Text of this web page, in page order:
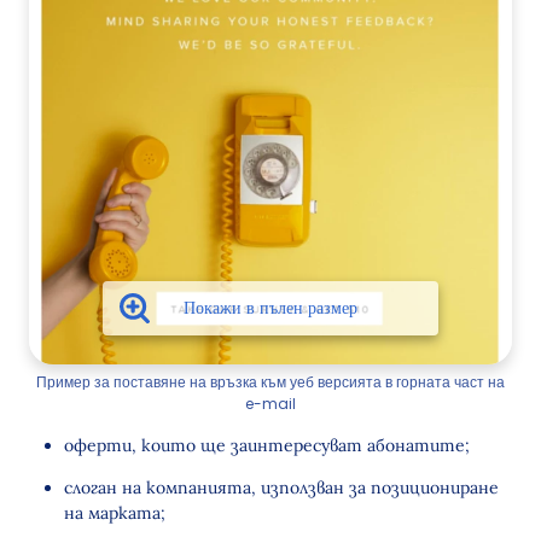
Пример за поставяне на връзка към уеб версията в горната част на
e-mail
оферти, които ще заинтересуват абонатите;
слоган на компанията, използван за позициониране
на марката;